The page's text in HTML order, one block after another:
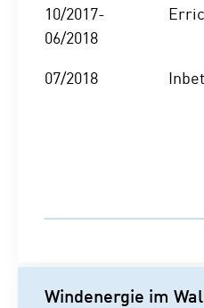
10/2017-
06/2018
07/2018
Windenergie im